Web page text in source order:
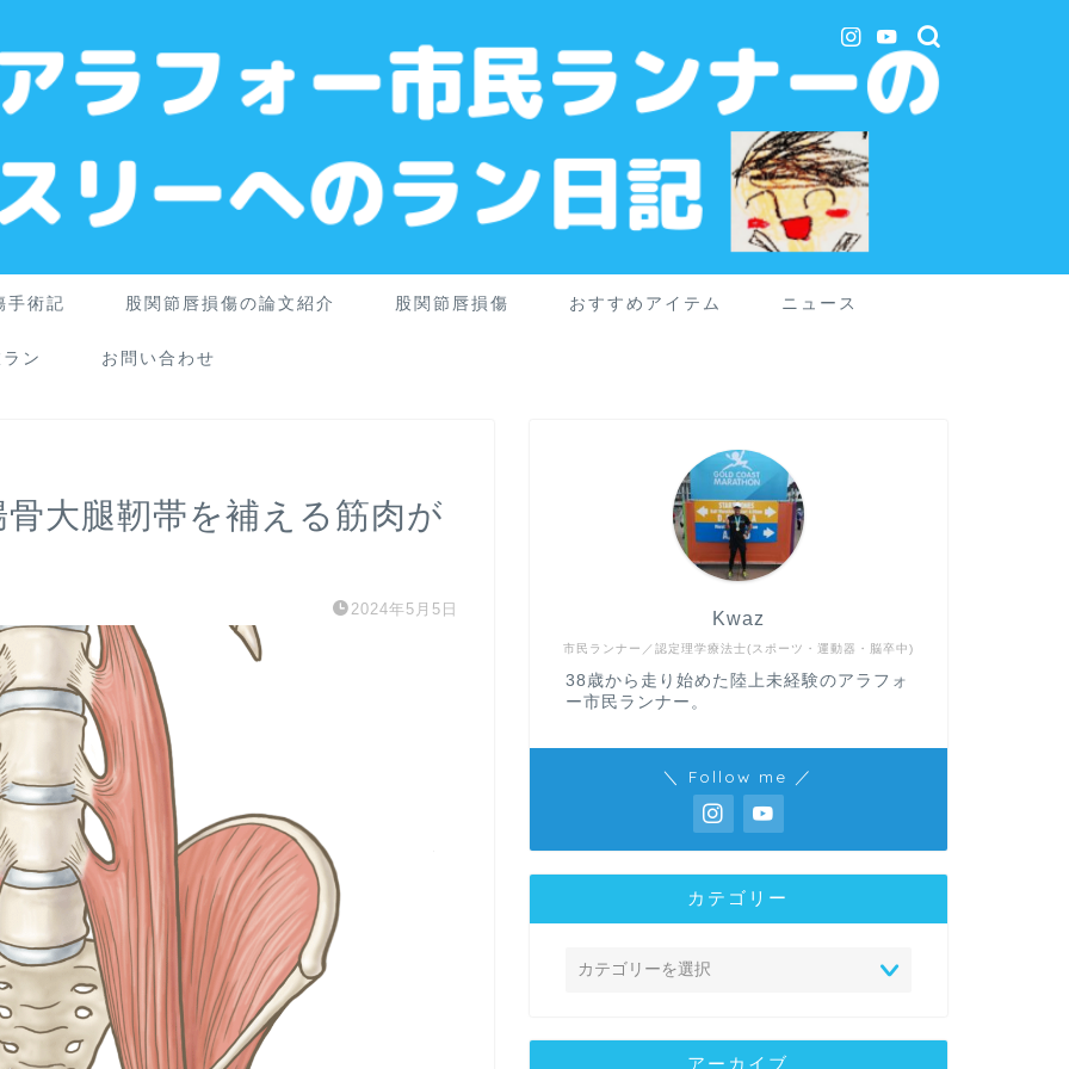
手術記 股関節唇損傷の論文紹介 股関節唇損傷 おすすめアイテム ニュース
ン お問い合わせ
大腿靭帯を補える筋肉が
2024年5月5日
市民ランナー／認定理学療法士(スポーツ・運動器・脳卒中)
Kwaz
38歳から走り始めた陸上未経験のアラフォ
ー市民ランナー。
＼ Follow me ／
カテゴリー
アーカイブ